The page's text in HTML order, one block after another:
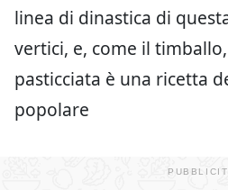
linea di dinastica di
vertici, e, come il
pasticciata è una ricetta
popolare